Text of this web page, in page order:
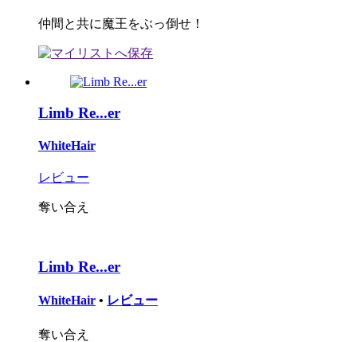
仲間と共に魔王をぶっ倒せ！
Limb Re...er
WhiteHair
レビュー
奪い合え
Limb Re...er
WhiteHair • レビュー
奪い合え